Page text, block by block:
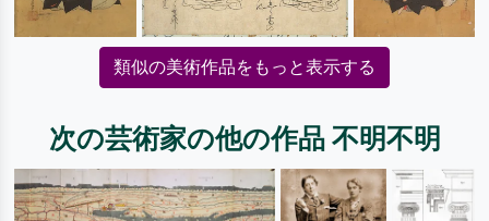
類似の美術作品をもっと表示する
次の芸術家の他の作品 不明不明